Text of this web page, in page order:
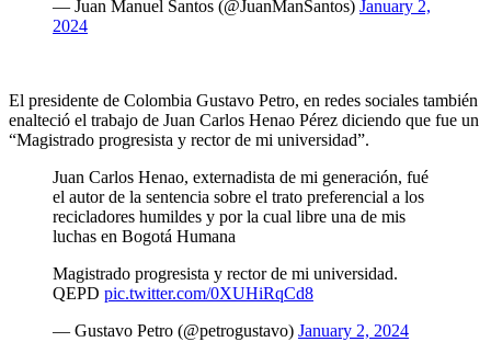
— Juan Manuel Santos (@JuanManSantos) January 2,
2024
El presidente de Colombia Gustavo Petro, en redes sociales también
enalteció el trabajo de Juan Carlos Henao Pérez diciendo que fue un
“Magistrado progresista y rector de mi universidad”.
Juan Carlos Henao, externadista de mi generación, fué
el autor de la sentencia sobre el trato preferencial a los
recicladores humildes y por la cual libre una de mis
luchas en Bogotá Humana
Magistrado progresista y rector de mi universidad.
QEPD pic.twitter.com/0XUHiRqCd8
— Gustavo Petro (@petrogustavo) January 2, 2024